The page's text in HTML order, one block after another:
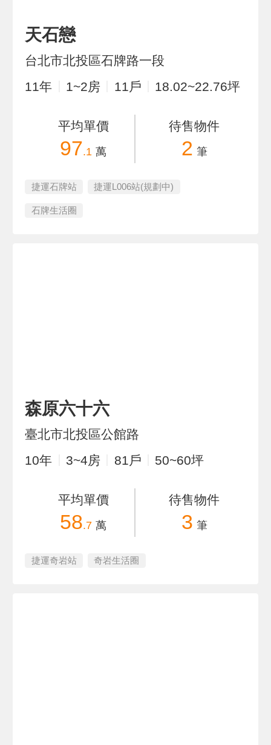
天石戀
台北市北投區石牌路一段
11年 1~2房 11戶 18.02~22.76坪
平均單價
97.1 萬
待售物件
2 筆
捷運石牌站 捷運L006站(規劃中)
石牌生活圈
森原六十六
臺北市北投區公館路
10年 3~4房 81戶 50~60坪
平均單價
58.7 萬
待售物件
3 筆
捷運奇岩站 奇岩生活圈